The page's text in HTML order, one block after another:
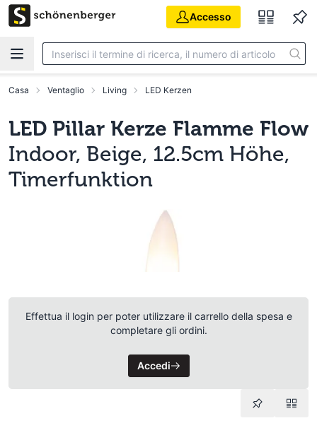
Vai al contenuto principale
Accesso
Casa Ventaglio Living LED Kerzen
LED Pillar Kerze Flamme Flow
Indoor, Beige, 12.5cm Höhe,
Timerfunktion
Effettua il login per poter utilizzare il carrello della spesa e
completare gli ordini.
Accedi